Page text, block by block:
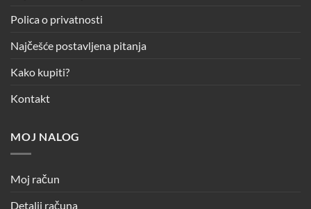
Polica o privatnosti
Najčešće postavljena pitanja
Kako kupiti?
Kontakt
MOJ NALOG
Moj račun
Detalji računa